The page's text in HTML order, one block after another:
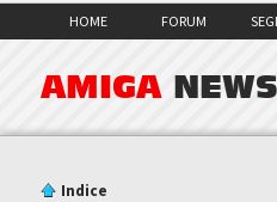
HOME FORUM
AMIGA NEWS
Indice